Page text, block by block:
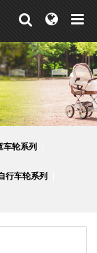
车轮系列
行车轮系列